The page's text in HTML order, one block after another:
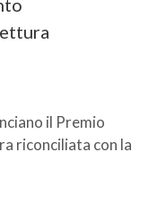
il Premio
riconciliata con la